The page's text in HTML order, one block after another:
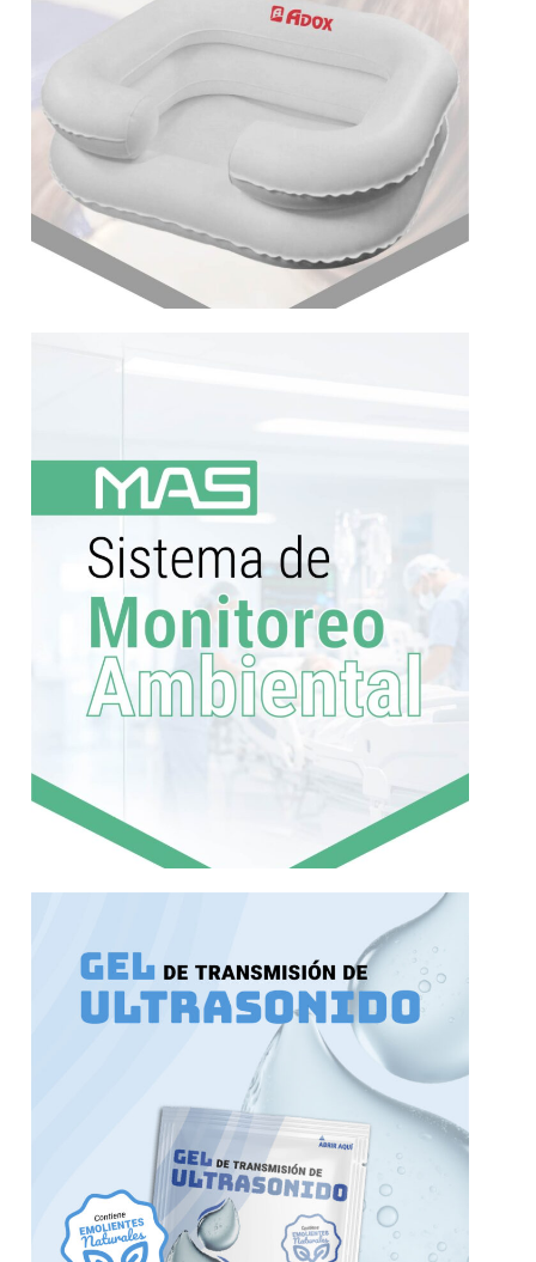
Sistema de Monitoreo
Ambiental
Gel de Transmisión de
Ultrasonido
Medio electroconductor en gel para la
transmisión de ultrasonidos.